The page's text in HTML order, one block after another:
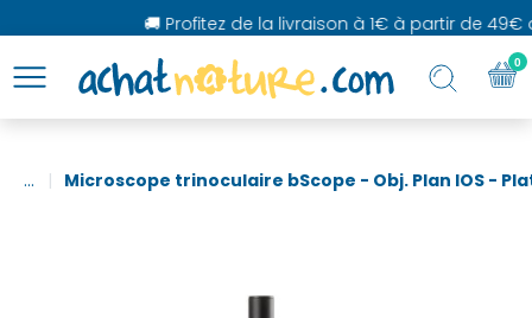
🚚 Profitez de la livraison à 1€ à partir de 49€
... Microscope trinoculaire bScope - Obj. Plan IOS -
0